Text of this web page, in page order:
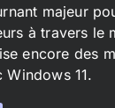
majeur
à travers le
encore des
11.